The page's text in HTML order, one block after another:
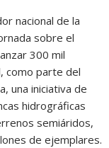
nacional de la
sobre el
300 mil
como parte del
una iniciativa de
hidrográficas
semiáridos,
de ejemplares.